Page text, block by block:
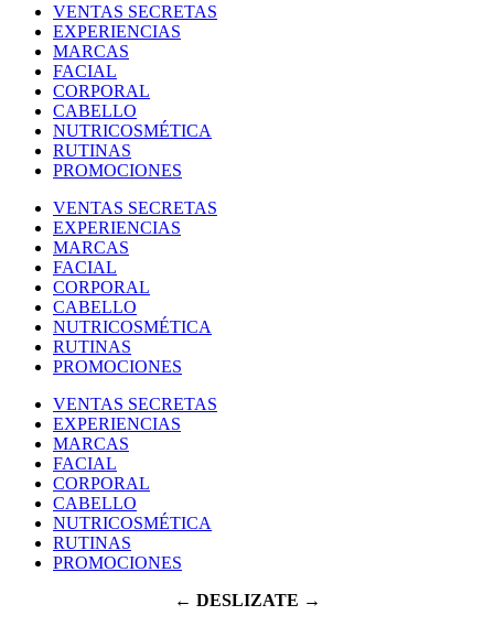
VENTAS SECRETAS
EXPERIENCIAS
MARCAS
FACIAL
CORPORAL
CABELLO
NUTRICOSMÉTICA
RUTINAS
PROMOCIONES
VENTAS SECRETAS
EXPERIENCIAS
MARCAS
FACIAL
CORPORAL
CABELLO
NUTRICOSMÉTICA
RUTINAS
PROMOCIONES
VENTAS SECRETAS
EXPERIENCIAS
MARCAS
FACIAL
CORPORAL
CABELLO
NUTRICOSMÉTICA
RUTINAS
PROMOCIONES
← DESLIZATE →